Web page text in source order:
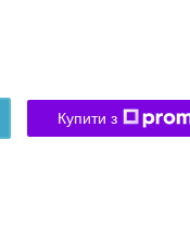
Купити з